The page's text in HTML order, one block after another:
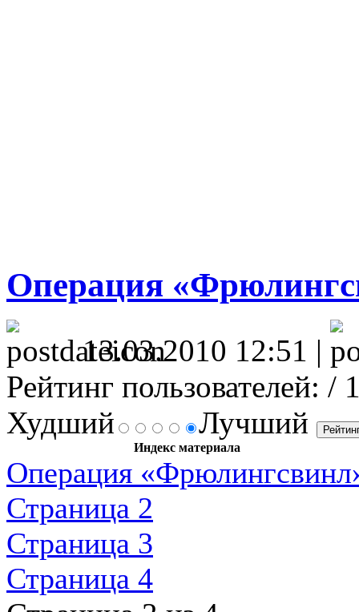
Операция
13.03.2010 12:51 |
Рейтинг пользователей: /
Худший
Лучший
Индекс материала
Операция
Страница 2
Страница 3
Страница 4